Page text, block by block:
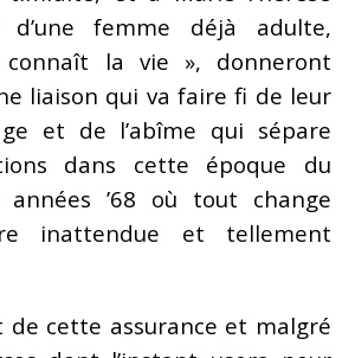
d’une femme déjà adulte,
connaît la vie », donneront
liaison qui va faire fi de leur
et de l’abîme qui sépare
dans cette époque du
’68 où tout change
inattendue et tellement
de cette assurance et malgré